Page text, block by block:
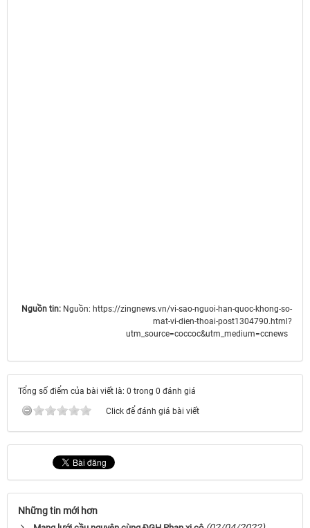
Nguồn tin: Nguồn: https://zingnews.vn/vi-sao-nguoi-han-quoc-khong-so-
mat-vi-dien-thoai-post1304790.html?
utm_source=coccoc&utm_medium=ccnews
Tổng số điểm của bài viết là: 0 trong 0 đánh giá
Click để đánh giá bài viết
Những tin mới hơn